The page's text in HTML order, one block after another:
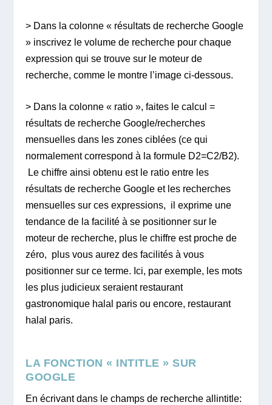
> Dans la colonne « résultats de recherche Google
» inscrivez le volume de recherche pour chaque
expression qui se trouve sur le moteur de
recherche, comme le montre l’image ci-dessous.
> Dans la colonne « ratio », faites le calcul =
résultats de recherche Google/recherches
mensuelles dans les zones ciblées (ce qui
normalement correspond à la formule D2=C2/B2).
Le chiffre ainsi obtenu est le ratio entre les
résultats de recherche Google et les recherches
mensuelles sur ces expressions, il exprime une
tendance de la facilité à se positionner sur le
moteur de recherche, plus le chiffre est proche de
zéro, plus vous aurez des facilités à vous
positionner sur ce terme. Ici, par exemple, les mots
les plus judicieux seraient restaurant
gastronomique halal paris ou encore, restaurant
halal paris.
LA FONCTION « INTITLE » SUR
GOOGLE
En écrivant dans le champs de recherche allintitle: